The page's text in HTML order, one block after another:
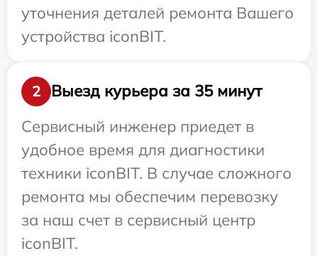
уточнения деталей ремонта Вашего
устройства iconBIT.
2
Выезд курьера за 35 минут
Сервисный инженер приедет в
удобное время для диагностики
техники iconBIT. В случае сложного
ремонта мы обеспечим перевозку
за наш счет в сервисный центр
iconBIT.